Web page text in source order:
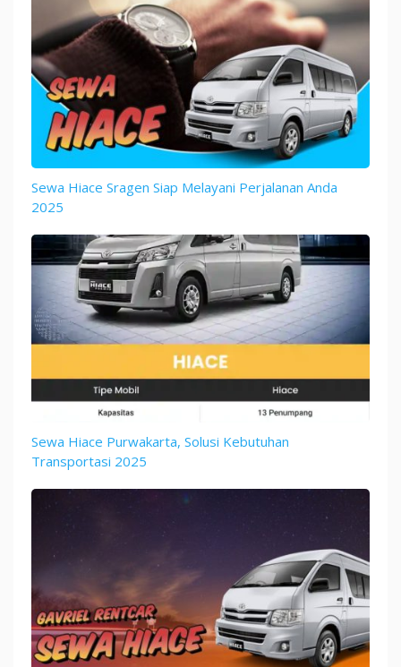
Sewa Hiace Sragen Siap Melayani Perjalanan Anda
2025
Sewa Hiace Purwakarta, Solusi Kebutuhan
Transportasi 2025